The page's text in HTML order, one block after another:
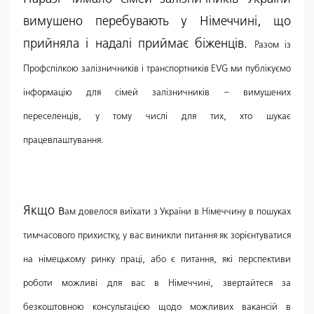
вимушено перебувають у Німеччині, що
прийняла і надалі приймає біженців.
Разом із
Профспілкою залізничників і транспортників EVG ми публікуємо
інформацію для сімей залізничників – вимушених
переселенців, у тому числі для тих, хто шукає
працевлаштування.
Якщо вам довелося виїхати з України в Німеччину в пошуках
тимчасового прихистку, у вас виникли питання як зорієнтуватися
на німецькому ринку праці, або є питання, які перспективи
роботи можливі для вас в Німеччині, звертайтеся за
безкоштовною консультацією щодо можливих вакансій в